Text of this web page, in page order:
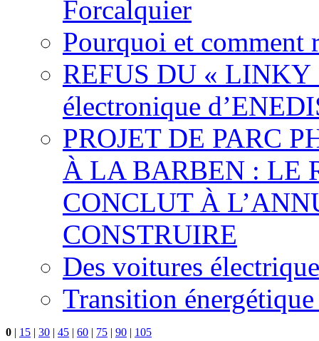
Forcalquier
Pourquoi et comment
REFUS DU « LINKY
électronique
PROJET DE PARC
À LA BARBEN : LE
CONCLUT À
CONSTRUIRE
Des voitures
Transition
0 | 15 | 30 | 45 | 60 | 75 | 90 | 105